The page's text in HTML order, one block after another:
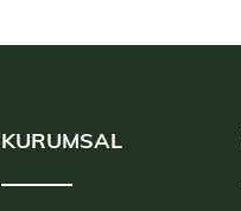
KURUMSAL